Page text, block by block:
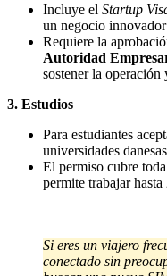
Incluye el Startup
un negocio
Requiere la
Autoridad
sostener la operación
3. Estudios
Para estudiantes
universidades
El permiso cubre
permite trabajar
Si eres un viajero
conectado sin